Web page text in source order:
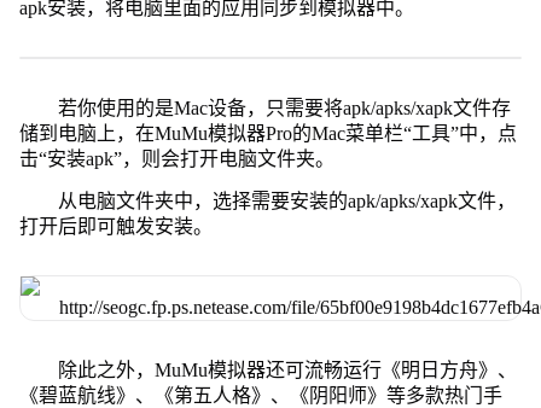
apk安装，将电脑里面的应用同步到模拟器中。
若你使用的是Mac设备，只需要将apk/apks/xapk文件存
储到电脑上，在MuMu模拟器Pro的Mac菜单栏“工具”中，点
击“安装apk”，则会打开电脑文件夹。
从电脑文件夹中，选择需要安装的apk/apks/xapk文件，
打开后即可触发安装。
除此之外，MuMu模拟器还可流畅运行《明日方舟》、
《碧蓝航线》、《第五人格》、《阴阳师》等多款热门手